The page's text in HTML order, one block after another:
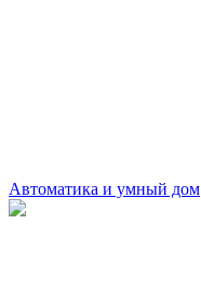
Автоматика и умный дом